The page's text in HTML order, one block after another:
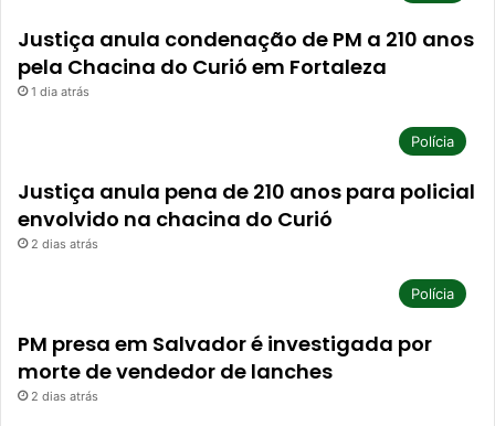
Justiça anula condenação de PM a 210 anos
pela Chacina do Curió em Fortaleza
1 dia atrás
Polícia
Justiça anula pena de 210 anos para policial
envolvido na chacina do Curió
2 dias atrás
Polícia
PM presa em Salvador é investigada por
morte de vendedor de lanches
2 dias atrás